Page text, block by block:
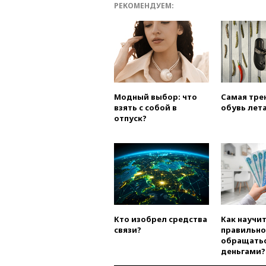
РЕКОМЕНДУЕМ:
Модный выбор: что
взять с собой в
отпуск?
Самая
обувь
Кто изобрел средства
связи?
Как
правильно
деньгами?